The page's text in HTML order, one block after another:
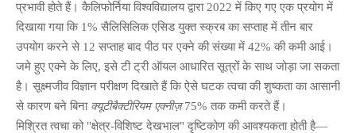
प्रभावी होते हैं। कैलिफोर्निया विश्वविद्यालय द्वारा 2022 में किए गए एक प्रयोग में
दिखाया गया कि 1% सैलिसिलिक एसिड युक्त स्क्रब का सप्ताह में तीन बार
उपयोग करने से 12 सप्ताह बाद पीठ पर एक्ने की संख्या में 42% की कमी आई।
जमे हुए एक्ने के लिए, इसे टी ट्री ऑयल आधारित सूत्रों के साथ जोड़ा जा सकता
है। सूक्ष्मजीव विज्ञान परीक्षण दिखाते हैं कि ऐसे घटक त्वचा की शुष्कता का आसानी
से कारण बने बिना क्यूटीबैक्टीरियम एक्नीज़75% तक कमी करते हैं।
मिश्रित त्वचा को "क्षेत्र-विशिष्ट देखभाल" दृष्टिकोण की आवश्यकता होती है—